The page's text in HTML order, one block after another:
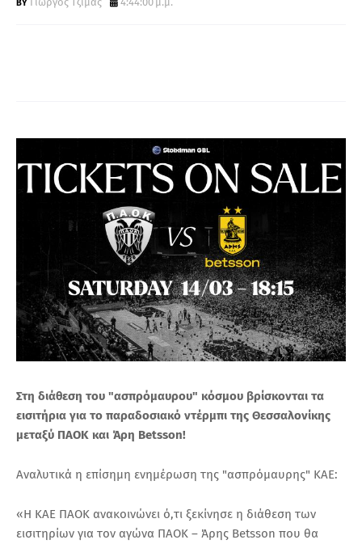
Στη διάθεση του "ασπρόμαυρου" κόσμου βρίσκονται τα
εισιτήρια για το παραδοσιακό ντέρμπι της Θεσσαλονίκης
μεταξύ ΠΑΟΚ και Άρη Betsson!
Αναλυτικά η επίσημη ενημέρωση της "ασπρόμαυρης" ΚΑΕ:
«Η ΚΑΕ ΠΑΟΚ ανακοινώνει ό,τι ξεκίνησε η διάθεση των
εισιτηρίων για τον αγώνα ΠΑΟΚ – Άρης Betsson που θα